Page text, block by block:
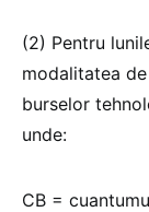
(2) Pentru
modalitatea
burselor
unde:
CB =